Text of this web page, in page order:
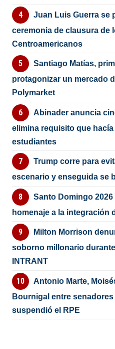
Juan Luis Guerra se
ceremonia de clausura de
Centroamericanos
Santiago Matías,
protagonizar un mercado
Polymarket
Abinader anuncia
elimina requisito que
estudiantes
Trump corre para
escenario y enseguida se
Santo Domingo
homenaje a la integración
Milton Morrison
soborno millonario
INTRANT
Antonio Marte,
Bournigal entre
suspendió el RPE